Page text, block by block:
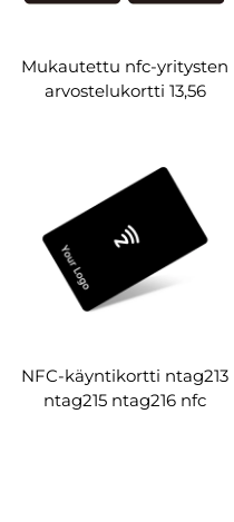
Mukautettu nfc-yritysten
arvostelukortti 13,56
NFC-käyntikortti ntag213
ntag215 ntag216 nfc